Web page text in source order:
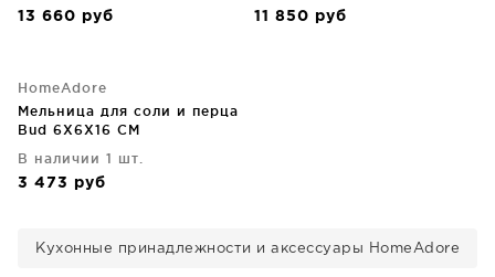
13 660 руб 11 850 руб
HomeAdore
Мельница для соли и перца
Bud 6X6X16 CM
В наличии 1 шт.
3 473 руб
Кухонные принадлежности и аксессуары HomeAdore